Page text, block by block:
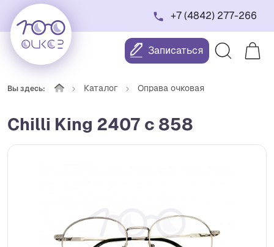
+7 (4842) 277-266
Записаться
Вы здесь: Каталог Оправа очковая
Chilli King 2407 с 858